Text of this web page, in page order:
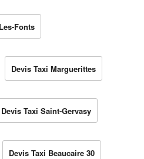
Fonts
Devis Taxi Marguerittes
Devis Taxi Saint-Gervasy
Devis Taxi Beaucaire 30